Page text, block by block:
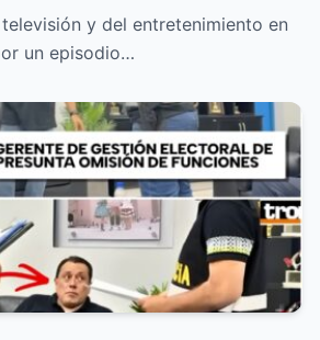
Alexander
y del entretenimiento en
un episodio…